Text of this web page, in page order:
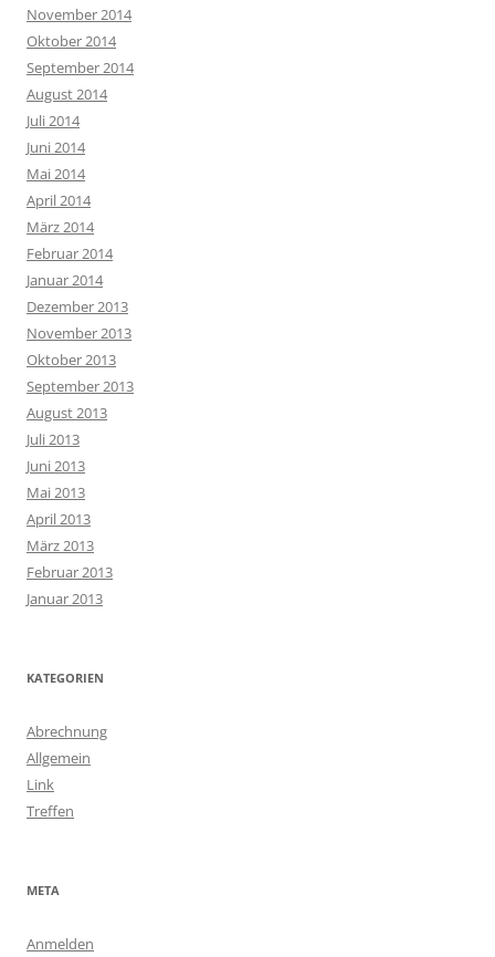
November 2014
Oktober 2014
September 2014
August 2014
Juli 2014
Juni 2014
Mai 2014
April 2014
März 2014
Februar 2014
Januar 2014
Dezember 2013
November 2013
Oktober 2013
September 2013
August 2013
Juli 2013
Juni 2013
Mai 2013
April 2013
März 2013
Februar 2013
Januar 2013
KATEGORIEN
Abrechnung
Allgemein
Link
Treffen
META
Anmelden